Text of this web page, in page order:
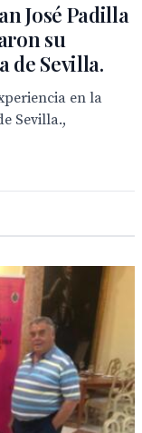
José Padilla
su
de Sevilla.
en la
Sevilla.,